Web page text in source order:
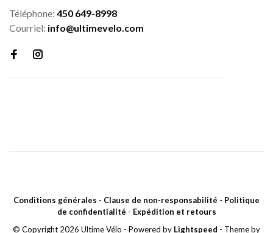
Téléphone: 450 649-8998
Courriel: info@ultimevelo.com
Conditions générales - Clause de non-responsabilité - Politique
de confidentialité - Expédition et retours
© Copyright 2026 Ultime Vélo - Powered by Lightspeed - Theme by